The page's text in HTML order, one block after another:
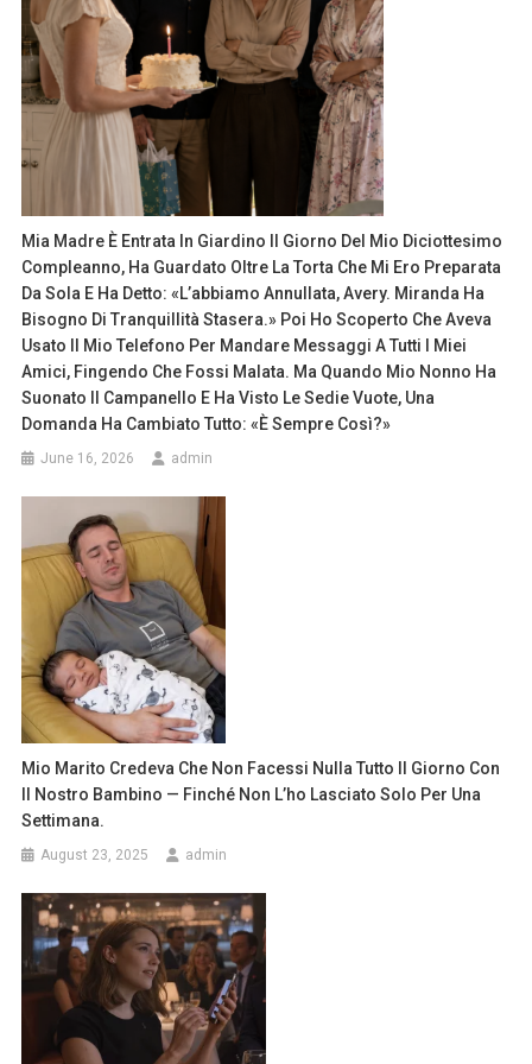
Mia Madre È Entrata In Giardino Il Giorno Del Mio Diciottesimo
Compleanno, Ha Guardato Oltre La Torta Che Mi Ero Preparata
Da Sola E Ha Detto: «L’abbiamo Annullata, Avery. Miranda Ha
Bisogno Di Tranquillità Stasera.» Poi Ho Scoperto Che Aveva
Usato Il Mio Telefono Per Mandare Messaggi A Tutti I Miei
Amici, Fingendo Che Fossi Malata. Ma Quando Mio Nonno Ha
Suonato Il Campanello E Ha Visto Le Sedie Vuote, Una
Domanda Ha Cambiato Tutto: «È Sempre Così?»
June 16, 2026 admin
Mio Marito Credeva Che Non Facessi Nulla Tutto Il Giorno Con
Il Nostro Bambino — Finché Non L’ho Lasciato Solo Per Una
Settimana.
August 23, 2025 admin